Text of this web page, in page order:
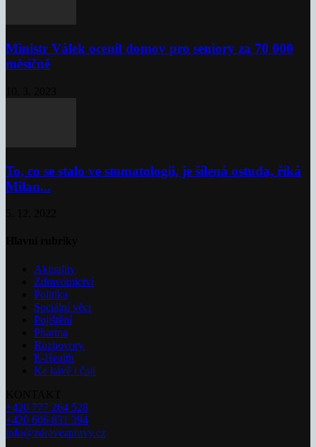
Ministr Válek ocenil domov pro seniory za 70 000
měsíčně
To, co se stalo ve stomatologii, je šílená ostuda, říká
Milan...
Aktuality
Zdravotnictví
Politika
Sociální věci
Pojištění
Pharma
Rozhovory
E-Health
Ke kávě i čaji
+420 777 264 528
+420 606 831 394
info@zdravezpravy.cz